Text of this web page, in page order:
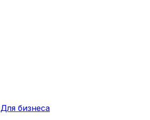
Для бизнеса